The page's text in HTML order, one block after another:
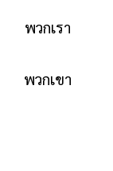
พวกเรา
พวกเขา